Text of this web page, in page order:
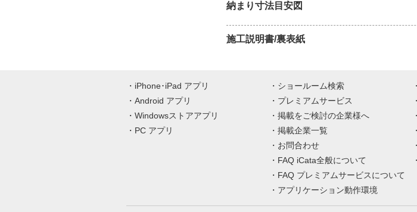
納まり寸法目安図
施工説明書/裏表紙
iPhone･iPad アプリ
Android アプリ
Windowsストアアプリ
PC アプリ
ショールーム検索
プレミアムサービス
掲載をご検討の企業様へ
掲載企業一覧
お問合わせ
FAQ iCata全般について
FAQ プレミアムサービスについて
アプリケーション動作環境